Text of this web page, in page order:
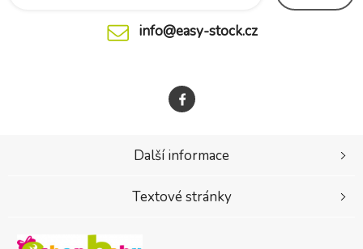
info@easy-stock.cz
Další informace
Textové stránky